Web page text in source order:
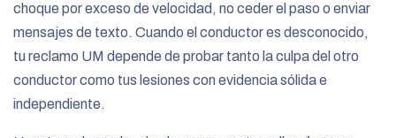
choque por exceso de velocidad, no ceder el paso o enviar
mensajes de texto. Cuando el conductor es desconocido,
tu reclamo UM depende de probar tanto la culpa del otro
conductor como tus lesiones con evidencia sólida e
independiente.